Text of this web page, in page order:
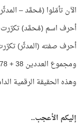
الآن تأمّلوا (مُحمَّد –
أحرف اسم (مُحمَّد) تكرّرت
أحرف صفته (المدثّر)
ومجموع العددين 38 + 78 يساوي
وهذه الحقيقة الرقمية
إليكم الأعجب..